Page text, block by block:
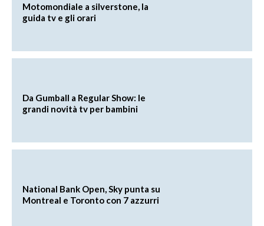
Motomondiale a silverstone, la
guida tv e gli orari
Da Gumball a Regular Show: le
grandi novità tv per bambini
National Bank Open, Sky punta su
Montreal e Toronto con 7 azzurri